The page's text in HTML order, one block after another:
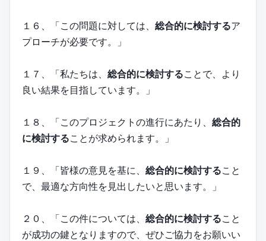
１６、「この問題に対しては、 総合的に検討するア
プローチが必要です。」
１７、「私たちは、 総合的に検討することで、より
良い結果を目指しています。」
１８、「このプロジェクトの進行にあたり、 総合的
に検討することが求められます。」
１９、「皆様の意見を基に、 総合的に検討すること
で、最適な方向性を見出したいと思います。」
２０、「この件については、 総合的に検討すること
が成功の鍵となりますので、ぜひご協力をお願いい